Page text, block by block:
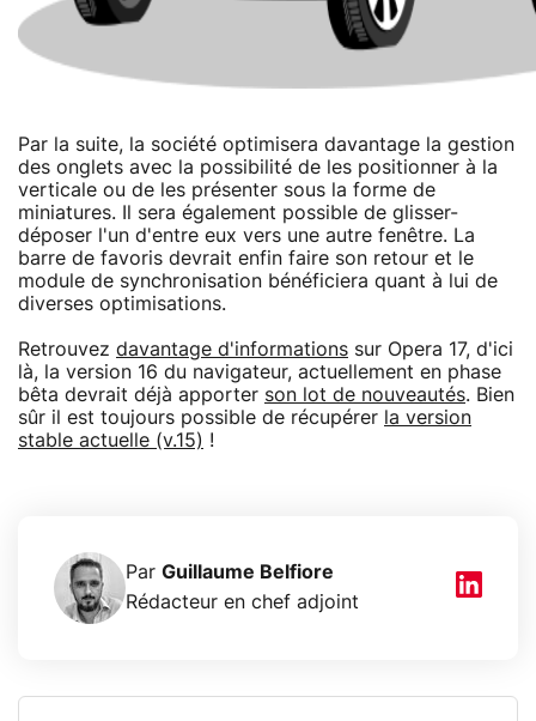
Par la suite, la société optimisera davantage la gestion
des onglets avec la possibilité de les positionner à la
verticale ou de les présenter sous la forme de
miniatures. Il sera également possible de glisser-
déposer l'un d'entre eux vers une autre fenêtre. La
barre de favoris devrait enfin faire son retour et le
module de synchronisation bénéficiera quant à lui de
diverses optimisations.
Retrouvez davantage d'informations sur Opera 17, d'ici
là, la version 16 du navigateur, actuellement en phase
bêta devrait déjà apporter son lot de nouveautés. Bien
sûr il est toujours possible de récupérer la version
stable actuelle (v.15) !
Par Guillaume Belfiore
Rédacteur en chef adjoint